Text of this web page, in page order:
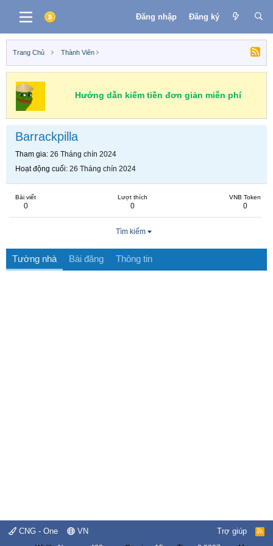
Đăng nhập Đăng ký
Trang Chủ Thành Viên
Hướng dẫn kiếm tiền đơn giản miễn phí
Barrackpilla
Tham gia 26 Tháng chín 2024
Hoạt động cuối 26 Tháng chín 2024
Bài viết
0
Lượt thích
0
VNB Token
0
Tìm kiếm
Tường nhà Bài đăng Thông tin
CNG - One VN Trợ giúp
R